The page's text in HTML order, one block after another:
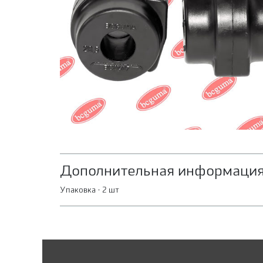
Дополнительная
Упаковка - 2 шт